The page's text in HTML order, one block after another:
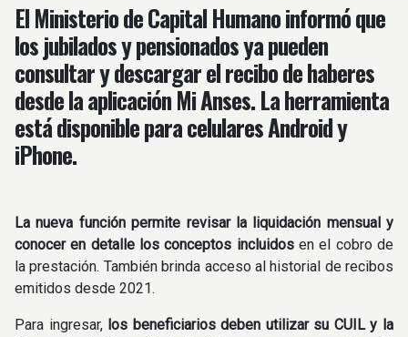
El Ministerio de Capital Humano informó que
los jubilados y pensionadosya pueden
consultar y descargar el recibo de haberes
desde la aplicación Mi Anses.La herramienta
está disponible para celulares Android y
iPhone.
La nueva función permite revisar la liquidación mensual y
conocer en detalle los conceptos incluidosen el cobro de
la prestación. También brinda acceso al historial de recibos
emitidos desde 2021.
Para ingresar,los beneficiarios deben utilizar su CUIL y la